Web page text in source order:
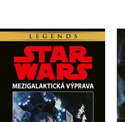
Star Wars -
Mezigalaktická
výprava
Timothy Zahn